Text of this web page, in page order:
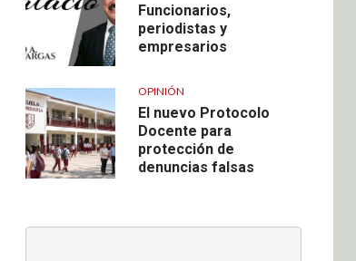
Funcionarios,
periodistas y
empresarios
OPINIÓN
El nuevo Protocolo
Docente para
protección de
denuncias falsas